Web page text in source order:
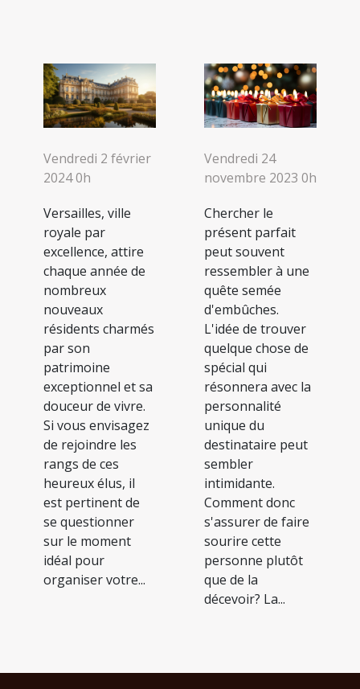
Vendredi 2 février
2024 0h
Versailles, ville
royale par
excellence, attire
chaque année de
nombreux
nouveaux
résidents charmés
par son
patrimoine
exceptionnel et sa
douceur de vivre.
Si vous envisagez
de rejoindre les
rangs de ces
heureux élus, il
est pertinent de
se questionner
sur le moment
idéal pour
organiser votre...
Vendredi 24
novembre 2023 0h
Chercher le
présent parfait
peut souvent
ressembler à une
quête semée
d'embûches.
L'idée de trouver
quelque chose de
spécial qui
résonnera avec la
personnalité
unique du
destinataire peut
sembler
intimidante.
Comment donc
s'assurer de faire
sourire cette
personne plutôt
que de la
décevoir? La...